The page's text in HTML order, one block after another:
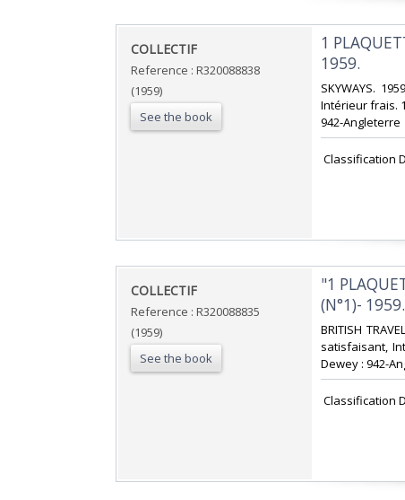
‎COLLECTIF‎
Reference : R320088838
(1959)
See the book
‎1
1959.‎
‎SKYWAYS.
Intérieur frais.
942-Angleterre‎
Classification
‎COLLECTIF‎
Reference : R320088835
(1959)
See the book
‎"1
(N°1)-
‎BRITISH
satisfaisant,
Dewey : 942-
Classification